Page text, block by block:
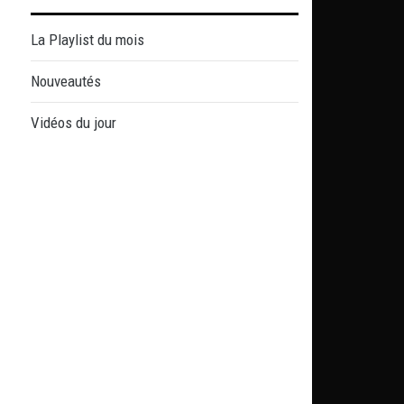
La Playlist du mois
Nouveautés
Vidéos du jour